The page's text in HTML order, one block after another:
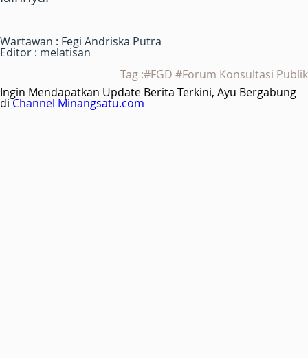
Wartawan : Fegi Andriska Putra
Editor : melatisan
Tag :#FGD #Forum Konsultasi Publik
Ingin Mendapatkan Update Berita Terkini, Ayu Bergabung
diChannel Minangsatu.com